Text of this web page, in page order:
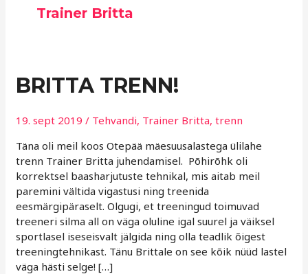
Trainer Britta
BRITTA TRENN!
19. sept 2019/ Tehvandi, Trainer Britta,trenn
Täna oli meil koos Otepää mäesuusalastega ülilahe
trenn Trainer Britta juhendamisel. Põhirõhk oli
korrektsel baasharjutuste tehnikal, mis aitab meil
paremini vältida vigastusi ning treenida
eesmärgipäraselt. Olgugi, et treeningud toimuvad
treeneri silma all on väga oluline igal suurel ja väiksel
sportlasel iseseisvalt jälgida ning olla teadlik õigest
treeningtehnikast. Tänu Brittale on see kõik nüüd lastel
väga hästi selge! […]
BRITTA
TRENN!